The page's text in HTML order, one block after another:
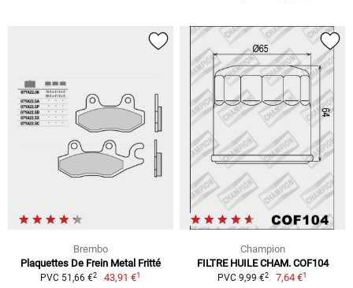
Brembo
Plaquettes De Frein Metal Fritté
PVC 51,66 €2 43,91 €1
Champion
FILTRE HUILE CHAM. COF104
PVC 9,99 €2 7,64 €1